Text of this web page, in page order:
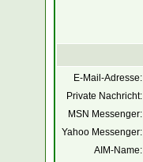
E-Mail-Adresse:
Private Nachricht:
MSN Messenger:
Yahoo Messenger:
AIM-Name: